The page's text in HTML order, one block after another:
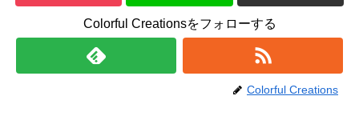
Colorful Creationsをフォローする
Colorful Creations